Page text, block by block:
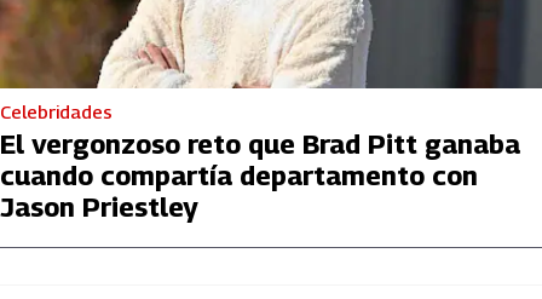
Celebridades
El vergonzoso reto que Brad Pitt ganaba
cuando compartía departamento con
Jason Priestley